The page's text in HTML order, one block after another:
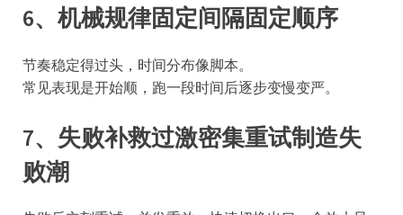
6、机械规律固定间隔固定顺序
节奏稳定得过头，时间分布像脚本。
常见表现是开始顺，跑一段时间后逐步变慢变严。
7、失败补救过激密集重试制造失
败潮